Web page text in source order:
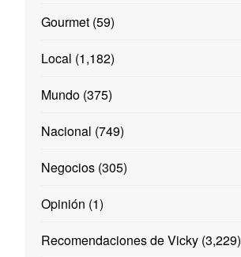
Gourmet(59)
Local (1,182)
Mundo(375)
Nacional (749)
Negocios(305)
Opinión (1)
Recomendaciones de Vicky(3,229)